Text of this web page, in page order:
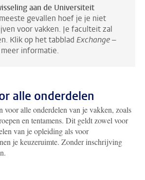
aan de Universiteit
gevallen hoef je je niet
voor vakken. Je faculteit zal
Klik op het tabblad Exchange –
informatie.
alle onderdelen
voor alle onderdelen van je vakken, zoals
en tentamens. Dit geldt zowel voor
van je opleiding als voor
je keuzeruimte. Zonder inschrijving